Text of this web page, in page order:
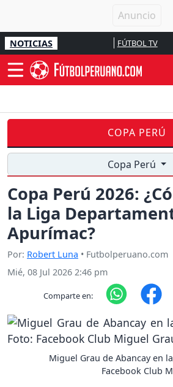
NOTICIAS FÚTBOL TV
COPA PERÚ
Copa Perú
Copa Perú 2026:
la Liga
Apurímac?
Por: Robert Luna • Futbolperuano.com
Mié, 08 Jul 2026 2:46 pm
Comparte en:
Miguel Grau de Abancay en
Facebook Club